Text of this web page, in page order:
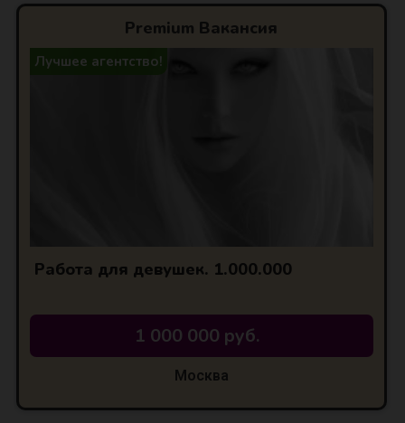
Premium Вакансия
Лучшее агентство!
Работа для девушек. 1.000.000
1 000 000 руб.
Москва